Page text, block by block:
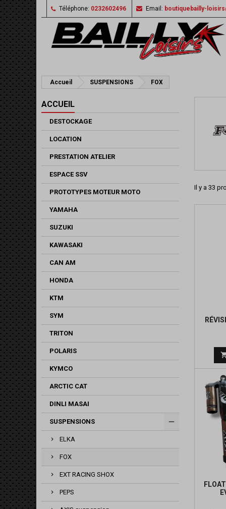
Téléphone: 0232602496 Email: boutiquebailly-
Accueil SUSPENSIONS FOX
ACCUEIL
DESTOCKAGE
LOCATION
PRESTATION ATELIER
ESPACE SSV
PROTOTYPES MOTEUR MOTO
YAMAHA
SUZUKI
KAWASAKI
CAN AM
HONDA
KTM
SYM
TRITON
POLARIS
KYMCO
ARCTIC CAT
DINLI MASAI
SUSPENSIONS
ELKA
FOX
EXT RACING SHOX
PEPS
Il y a 33